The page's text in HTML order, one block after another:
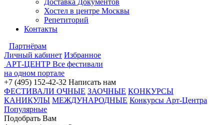
Доставка Документов
Хостел в центре Москвы
Репетиторий
Контакты
Партнёрам
Личный кабинет Избранное
АРТ-ЦЕНТР Все фестивали
на одном портале
+7 (495) 152-42-32 Написать нам
ФЕСТИВАЛИ ОЧНЫЕ ЗАОЧНЫЕ КОНКУРСЫ
КАНИКУЛЫ МЕЖДУНАРОДНЫЕ Конкурсы Арт-Центра
Популярные
Подобрать Вам